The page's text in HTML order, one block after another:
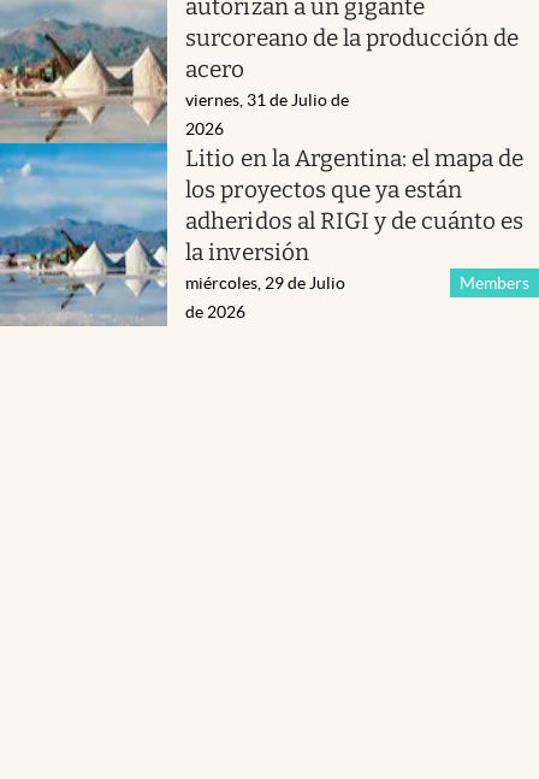
autorizan a un gigante
surcoreano de la producción de
acero
viernes, 31 de Julio de
2026
Litio en la Argentina: el mapa de
los proyectos que ya están
adheridos al RIGI y de cuánto es
la inversión
Members
miércoles, 29 de Julio
de 2026